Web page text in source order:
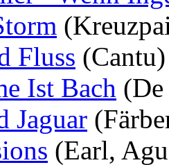
Fluss (Cantu)
Ist Bach
Jaguar
(Earl,